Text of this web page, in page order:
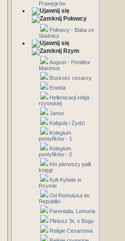
Prawęgrów
Połowcy
Połowcy - Baba ze
Stadnicy
Rzym
August - Pontifex
Maximus
Boskość cesarzy
Eneida
Hellenizacji religii
rzymskiej
Janus
Kaligula i Żydzi
Kolegium
pontyfików - 1
Kolegium
pontyfików - 2
Kto pierwszy palił
księgi
Kult Kybele w
Rzymie
Od Romulusa do
Republiki
Parentalia, Lemuria
Pliniusz St. o Bogu
Religie Cesarstwa